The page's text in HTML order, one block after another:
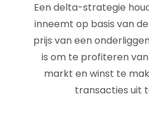
Een delta-strategie
inneemt op basis van
prijs van een
is om te profiteren
markt en winst te
transacties uit